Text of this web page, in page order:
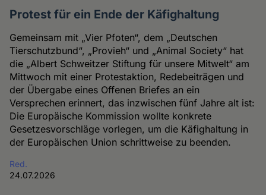
Protest für ein Ende der Käfighaltung
Gemeinsam mit „Vier Pfoten“, dem „Deutschen
Tierschutzbund“, „Provieh“ und „Animal Society“ hat
die „Albert Schweitzer Stiftung für unsere Mitwelt“ am
Mittwoch mit einer Protestaktion, Redebeiträgen und
der Übergabe eines Offenen Briefes an ein
Versprechen erinnert, das inzwischen fünf Jahre alt ist:
Die Europäische Kommission wollte konkrete
Gesetzesvorschläge vorlegen, um die Käfighaltung in
der Europäischen Union schrittweise zu beenden.
Red.
24.07.2026